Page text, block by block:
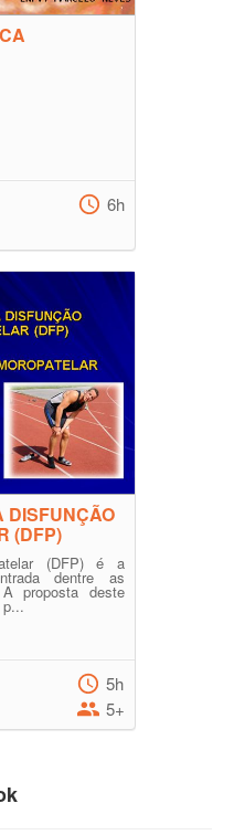
6h
DISFUNÇÃO
(DFP)
(DFP) é a
dentre as
proposta deste
p...
5h
5+